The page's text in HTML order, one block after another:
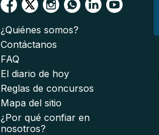
¿Quiénes somos?
Contáctanos
FAQ
El diario de hoy
Reglas de concursos
Mapa del sitio
¿Por qué confiar en
nosotros?